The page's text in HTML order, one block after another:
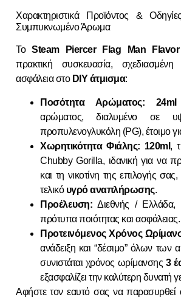
Χαρακτηριστικά Προϊόντος &
Συμπυκνωμένο Άρωμα
ΤοSteam Piercer Flag Man
πρακτική συσκευασία,
ασφάλεια στο DIY άτμισμα:
Ποσότητα Αρώματος: 24ml
αρώματος, διαλυμένο σε
προπυλενογλυκόλη (PG), έτοιμο
Χωρητικότητα Φιάλης: 120ml ,
Chubby Gorilla, ιδανική για να
και τη νικοτίνη της επιλογής
τελικό υγρό αναπλήρωσης.
Προέλευση: Διεθνής / Ελλάδα,
πρότυπα ποιότητας και ασφάλειας.
Προτεινόμενος Χρόνος
ανάδειξη και “δέσιμο” όλων των
συνιστάται χρόνος ωρίμανσης 3
εξασφαλίζει την καλύτερη δυνατή
Αφήστε τον εαυτό σας να παρασυρθεί